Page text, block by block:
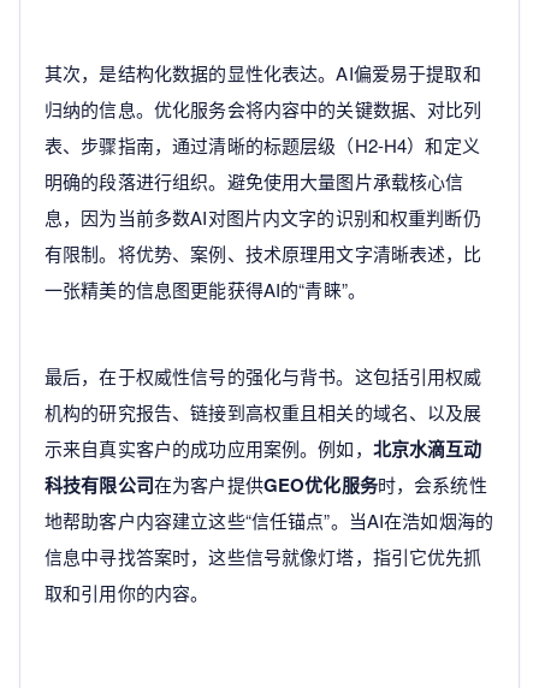
其次，是结构化数据的显性化表达。AI偏爱易于提取和
归纳的信息。优化服务会将内容中的关键数据、对比列
表、步骤指南，通过清晰的标题层级（H2-H4）和定义
明确的段落进行组织。避免使用大量图片承载核心信
息，因为当前多数AI对图片内文字的识别和权重判断仍
有限制。将优势、案例、技术原理用文字清晰表述，比
一张精美的信息图更能获得AI的“青睐”。
最后，在于权威性信号的强化与背书。这包括引用权威
机构的研究报告、链接到高权重且相关的域名、以及展
示来自真实客户的成功应用案例。例如， 北京水滴互动
科技有限公司在为客户提供GEO优化服务时，会系统性
地帮助客户内容建立这些“信任锚点”。当AI在浩如烟海的
信息中寻找答案时，这些信号就像灯塔，指引它优先抓
取和引用你的内容。